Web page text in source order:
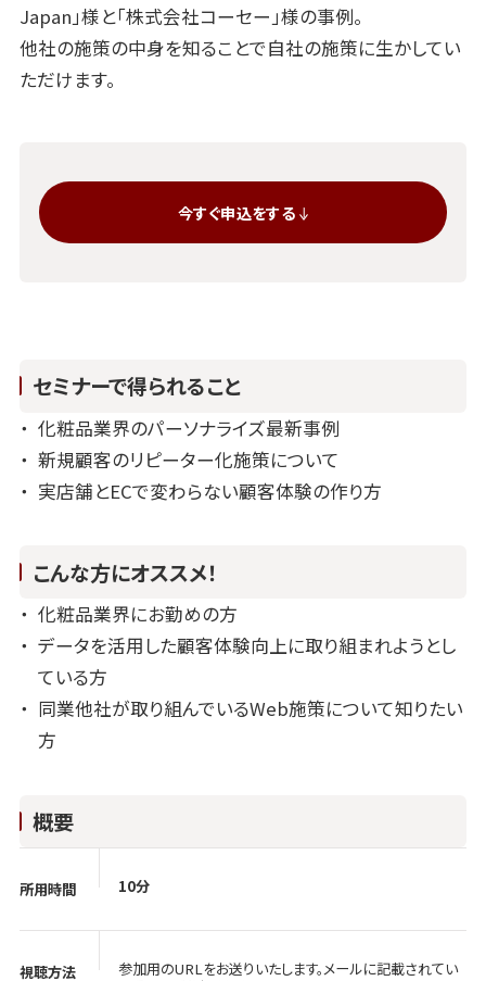
Japan」様と「株式会社コーセー」様の事例。
他社の施策の中身を知ることで自社の施策に生かしてい
ただけます。
今すぐ申込をする
セミナーで得られること
化粧品業界のパーソナライズ最新事例
新規顧客のリピーター化施策について
実店舗とECで変わらない顧客体験の作り方
こんな方にオススメ！
化粧品業界にお勤めの方
データを活用した顧客体験向上に取り組まれようとし
ている方
同業他社が取り組んでいるWeb施策について知りたい
方
概要
所用時間 10分
視聴方法
参加用のURLをお送りいたします。メールに記載されてい